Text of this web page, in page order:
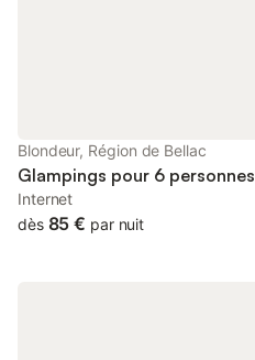
Blondeur, Région de Bellac
Glampings pour 6 personnes
Internet
dès 85 € par nuit